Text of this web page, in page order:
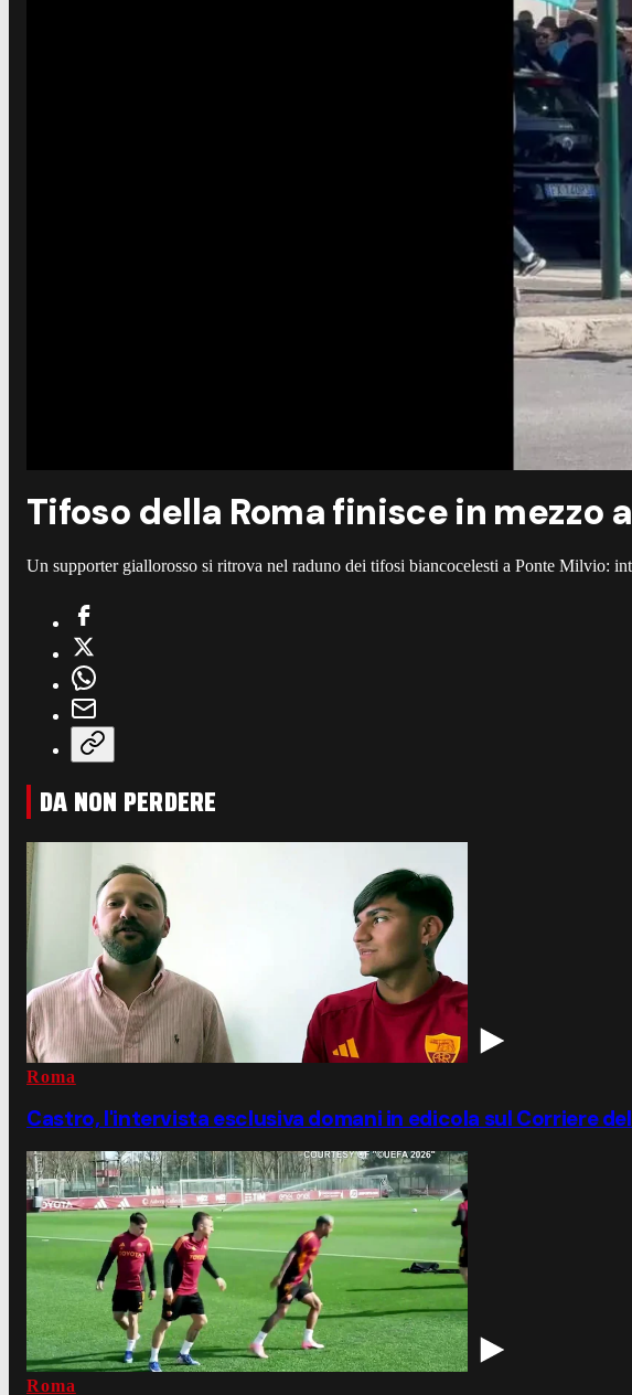
Tifoso della Roma finisce in mezzo
Un supporter giallorosso si ritrova nel raduno dei tifosi biancocelesti a Ponte Milvio:
DA NON PERDERE
Roma
Castro, l'intervista esclusiva domani in edicola sul Corriere
Roma